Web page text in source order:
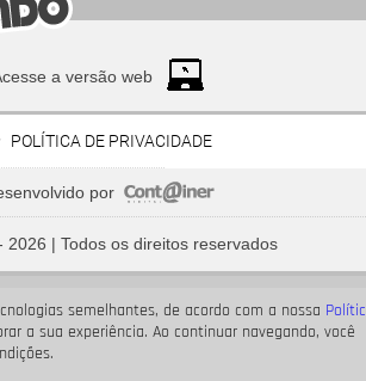
semelhantes, de acordo com a nossa
a sua experiência. Ao continuar navegando, você
- e affairs - de Shawn Mendes
a versão web
POLÍTICA DE PRIVACIDADE
por
2026 | Todos os direitos reservados